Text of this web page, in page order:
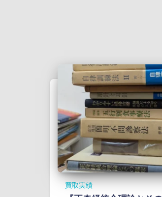
買取実績